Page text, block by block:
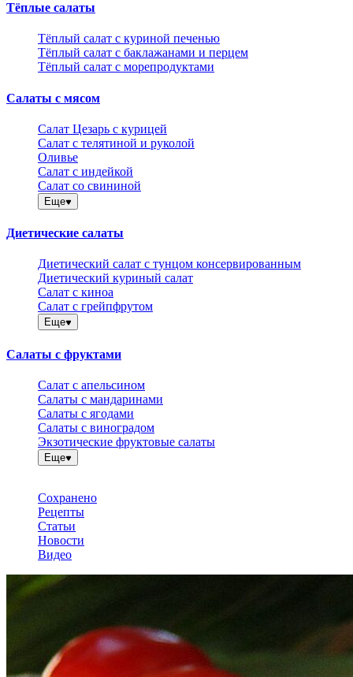
Тёплые салаты
Тёплый салат с куриной печенью
Тёплый салат с баклажанами и перцем
Тёплый салат с морепродуктами
Салаты с мясом
Салат Цезарь с курицей
Салат с телятиной и руколой
Оливье
Салат с индейкой
Салат со свининой
Еще
Диетические салаты
Диетический салат с тунцом консервированным
Диетический куриный салат
Салат с киноа
Салат с грейпфрутом
Еще
Салаты с фруктами
Салат с апельсином
Салаты с мандаринами
Салаты с ягодами
Салаты с виноградом
Экзотические фруктовые салаты
Еще
Сохранено
Рецепты
Статьи
Новости
Видео